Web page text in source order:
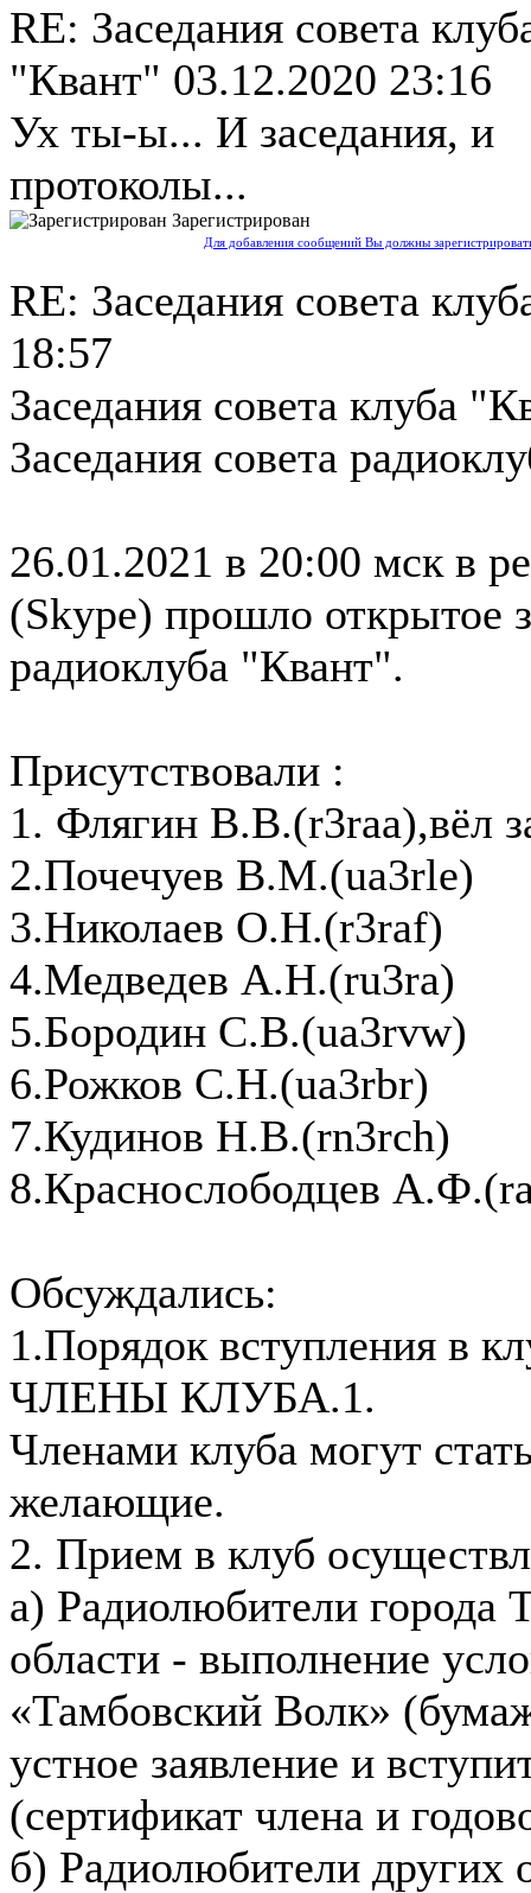
RE: Заседания совета
"Квант" 03.12.2020 23:16
Ух ты-ы... И заседания, и
протоколы...
Зарегистрирован
Для добавления сообщений Вы должны
RE: Заседания совета
18:57
Заседания совета клуба
Заседания совета
26.01.2021 в 20:00 мск в
(Skype) прошло открытое
радиоклуба "Квант".
Присутствовали :
1. Флягин В.В.(r3raa),вёл
2.Почечуев В.М.(ua3rle)
3.Николаев О.Н.(r3raf)
4.Медведев А.Н.(ru3ra)
5.Бородин С.В.(ua3rvw)
6.Рожков С.Н.(ua3rbr)
7.Кудинов Н.В.(rn3rch)
8.Краснослободцев
Обсуждались:
1.Порядок вступления в
ЧЛЕНЫ КЛУБА.1.
Членами клуба могут
желающие.
2. Прием в клуб
а) Радиолюбители города
области - выполнение
«Тамбовский Волк»
устное заявление и
(сертификат члена и
б) Радиолюбители других